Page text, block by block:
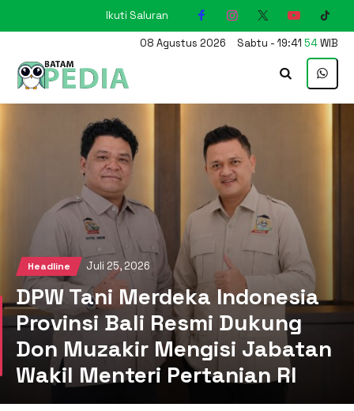
Ikuti Saluran
08 Agustus 2026 Sabtu -19:41 55WIB
Headline Juli 25, 2026
DPW Tani Merdeka Indonesia
Provinsi Bali Resmi Dukung
Don Muzakir Mengisi Jabatan
Wakil Menteri Pertanian RI